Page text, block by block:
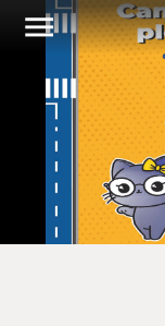
menu